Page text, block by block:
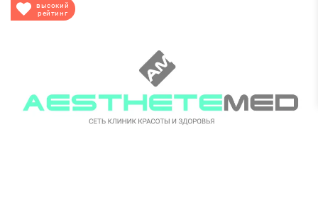
высокий
рейтинг